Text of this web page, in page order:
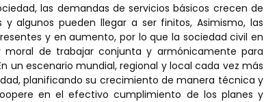
las demandas de servicios básicos crecen de
algunos pueden llegar a ser finitos, Asimismo, las
y en aumento, por lo que la sociedad civil en
de trabajar conjunta y armónicamente para
un escenario mundial, regional y local cada vez más
planificando su crecimiento de manera técnica y
en el efectivo cumplimiento de los planes y